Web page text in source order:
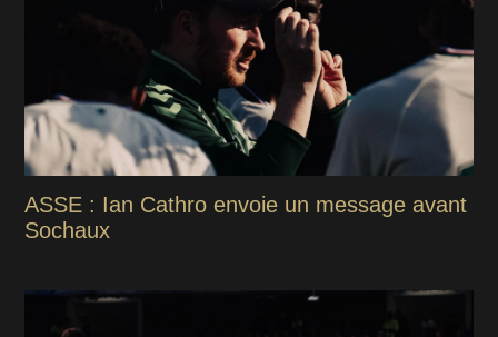
ASSE : Ian Cathro envoie un message avant
Sochaux